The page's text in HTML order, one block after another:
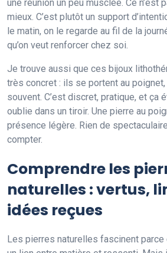
une réunion un peu musclée. Ce n’est
mieux. C’est plutôt un support
le matin, on le regarde au fil de la
qu’on veut renforcer chez soi.
Je trouve aussi que ces bijoux
très concret : ils se portent au
souvent. C’est discret, pratique, et ça
oublie dans un tiroir. Une pierre au
présence légère. Rien de
compter.
Comprendre les
naturelles : vertus,
idées reçues
Les pierres naturelles fascinent parce